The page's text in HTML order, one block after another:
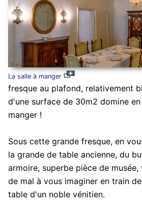
La salle à manger
fresque au plafond, relativement
d'une surface de 30m2 domine
manger !
Sous cette grande fresque, en
la grande de table ancienne, du
armoire, superbe pièce de musée,
de mal à vous imaginer en train
table d'un noble vénitien.